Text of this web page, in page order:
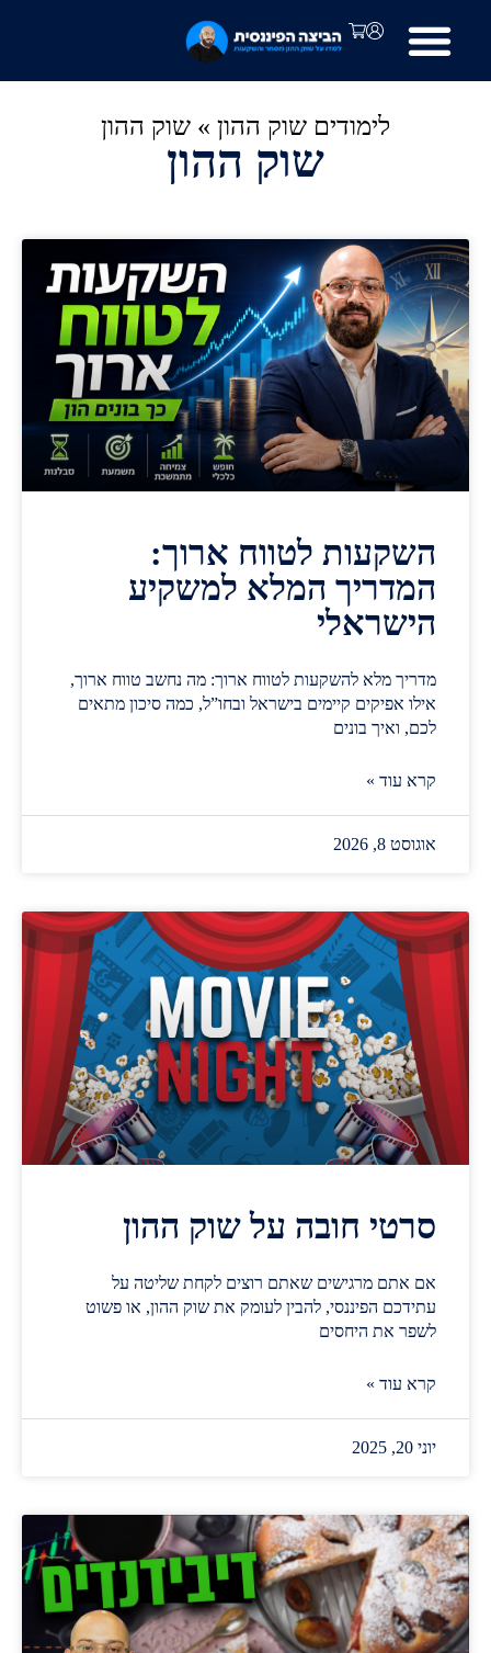
לימודים שוק ההון » שוק ההון
שוק ההון
השקעות לטווח ארוך:
המדריך המלא למשקיע
הישראלי
מדריך מלא להשקעות לטווח ארוך: מה נחשב טווח ארוך,
אילו אפיקים קיימים בישראל ובחו”ל, כמה סיכון מתאים
לכם, ואיך בונים
קרא עוד »
אוגוסט 8, 2026
סרטי חובה על שוק ההון
אם אתם מרגישים שאתם רוצים לקחת שליטה על
עתידכם הפיננסי, להבין לעומק את שוק ההון, או פשוט
לשפר את היחסים
קרא עוד »
יוני 20, 2025